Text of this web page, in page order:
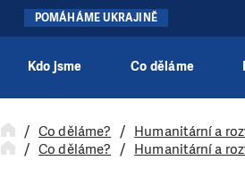
POMÁHÁME UKRAJINĚ
Kdo jsme Co děláme
Co děláme? Humanitární a
Co děláme?
Humanitární a